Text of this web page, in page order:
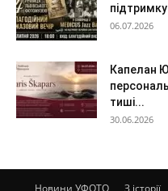
06.07.2026
Капелан
тиші...
30.06.2026
Новини УФОТО З історії